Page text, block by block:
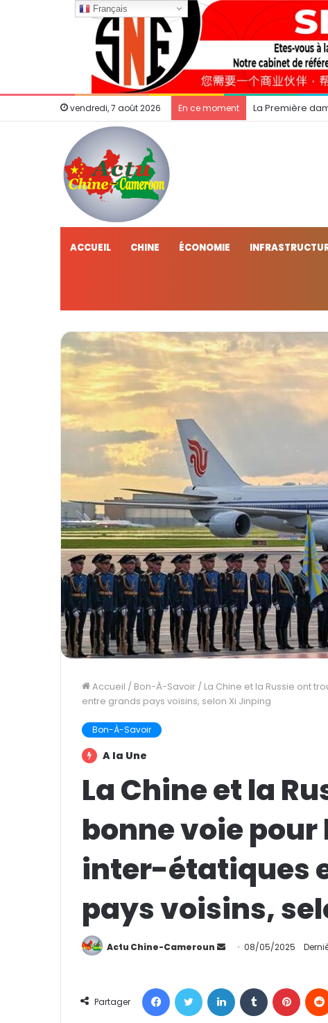
vendredi, 7 août 2026 En ce moment La Première
ACCUEIL CHINE ÉCONOMIE
Accueil / Bon-À-Savoir / La Chine et la Russie ont
entre grands pays voisins, selon Xi Jinping
Bon-À-Savoir
A la Une
La Chine et la
bonne voie
inter-étatiques
pays voisins,
Actu Chine-Cameroun
y
08/05/2025
Partager
Français